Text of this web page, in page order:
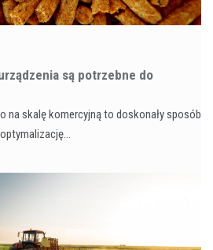
są potrzebne do
na skalę komercyjną to doskonały sposób